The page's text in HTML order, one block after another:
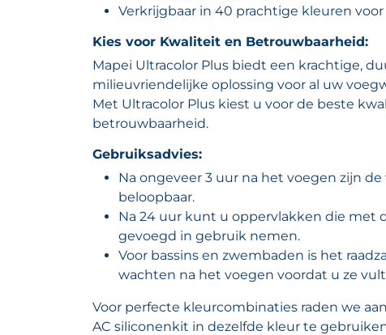
Verkrijgbaar in 40 prachtige kleuren
Kies voor Kwaliteit en Betrouwbaarheid:
Mapei Ultracolor Plus biedt een krachtige,
milieuvriendelijke oplossing voor al uw
Met Ultracolor Plus kiest u voor de beste
betrouwbaarheid.
Gebruiksadvies:
Na ongeveer 3 uur na het voegen zijn
beloopbaar.
Na 24 uur kunt u oppervlakken die met
gevoegd in gebruik nemen.
Voor bassins en zwembaden is het
wachten na het voegen voordat u ze
Voor perfecte kleurcombinaties raden we
AC siliconenkit in dezelfde kleur te